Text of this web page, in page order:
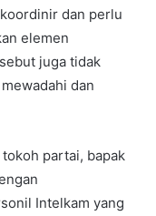
dan perlu
elemen
juga tidak
dan
partai, bapak
Intelkam yang